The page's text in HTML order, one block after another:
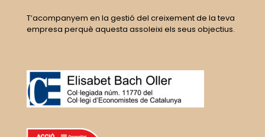
T’acompanyem en la gestió del creixement de la teva
empresa perquè aquesta assoleixi els seus objectius.